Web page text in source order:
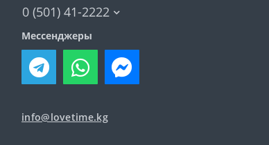
0 (501) 41-2222
Мессенджеры
info@lovetime.kg